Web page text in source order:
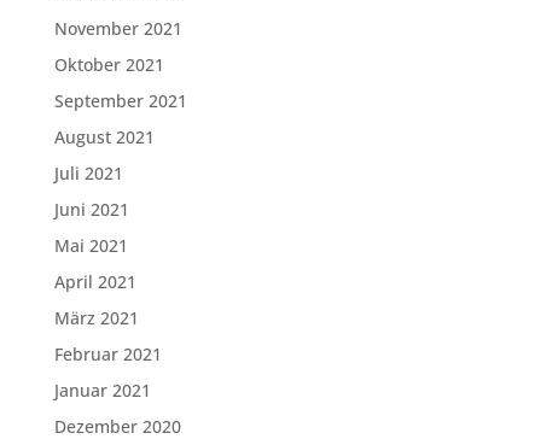
November 2021
Oktober 2021
September 2021
August 2021
Juli 2021
Juni 2021
Mai 2021
April 2021
März 2021
Februar 2021
Januar 2021
Dezember 2020